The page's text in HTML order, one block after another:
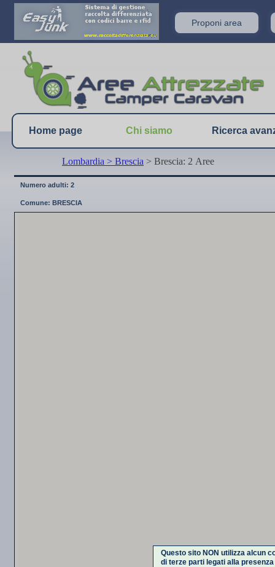
Home page Chi siamo Ricerca
Numero adulti: 2
Comune: BRESCIA
Lombardia > Brescia > Brescia: 2 Aree
Proponi area
Questo sito NON utilizza alcun
di terze parti legati alla